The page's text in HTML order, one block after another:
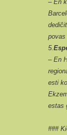
– En
povas
5.
– En
esti
estas
###